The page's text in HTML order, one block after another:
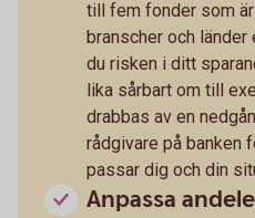
till fem fonder som
branscher och
du risken i ditt
lika sårbart om till
drabbas av en
rådgivare på banken
passar dig och din
Anpassa